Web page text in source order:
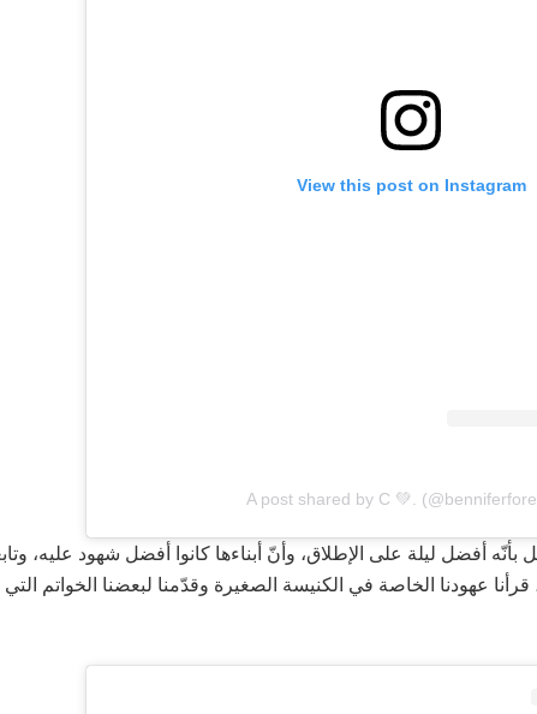
View this post on Instagram
A post shared by C 💚.
بأنّه أفضل ليلة على الإطلاق، وأنّ أبناءها كانوا أفضل شهود عليه،
عهودنا الخاصة في الكنيسة الصغيرة وقدّمنا لبعضنا الخواتم التي